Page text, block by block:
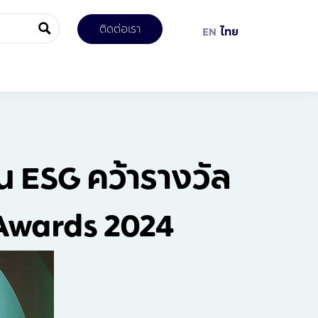
ติดต่อเรา EN ไทย
คว้ารางวัล
2024